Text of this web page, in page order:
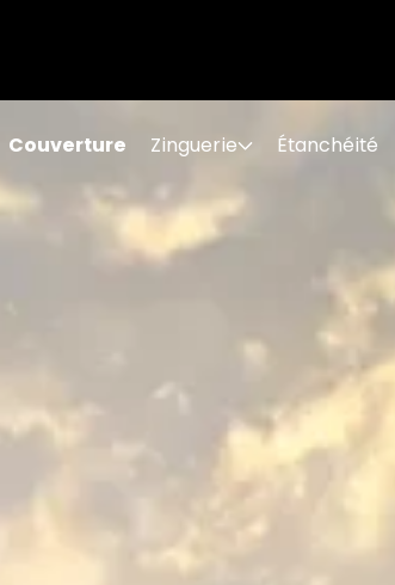
Couverture Zinguerie Étanchéité